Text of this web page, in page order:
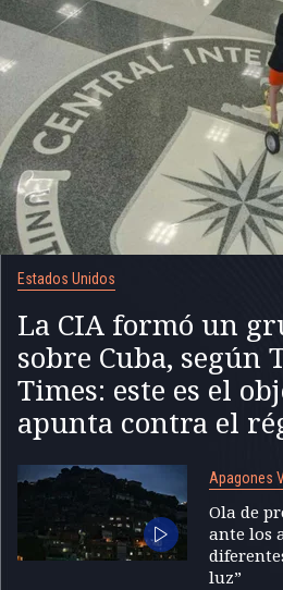
Estados Unidos
La CIA formó un
sobre Cuba, según
Times: este es el
apunta contra el
Apagones
Ola de
ante los
luz”